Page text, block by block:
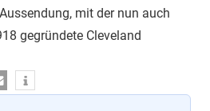
mit der nun auch
gegründete Cleveland